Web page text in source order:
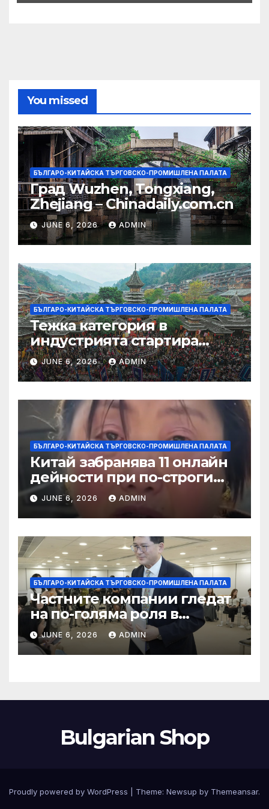
You missed
БЪЛГАРО-КИТАЙСКА ТЪРГОВСКО-ПРОМИШЛЕНА ПАЛАТА
Град Wuzhen, Tongxiang,
Zhejiang – Chinadaily.com.cn
JUNE 6, 2026 ADMIN
БЪЛГАРО-КИТАЙСКА ТЪРГОВСКО-ПРОМИШЛЕНА ПАЛАТА
Тежка категория в
индустрията стартира
алианс за космическа
слънчева енергия
JUNE 6, 2026 ADMIN
БЪЛГАРО-КИТАЙСКА ТЪРГОВСКО-ПРОМИШЛЕНА ПАЛАТА
Китай забранява 11 онлайн
дейности при по-строги
правила за ограничаване на
слуховете и
кибернасилниците
JUNE 6, 2026 ADMIN
БЪЛГАРО-КИТАЙСКА ТЪРГОВСКО-ПРОМИШЛЕНА ПАЛАТА
Частните компании гледат
на по-голяма роля в
стратегическата
енергетика
JUNE 6, 2026 ADMIN
Bulgarian Shop
Proudly powered by WordPress Theme: Newsup by Themeansar.